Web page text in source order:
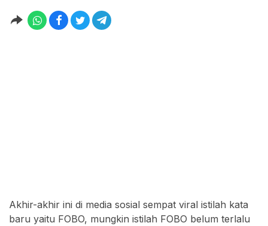
Akhir-akhir ini di media sosial sempat viral istilah kata
baru yaitu FOBO, mungkin istilah FOBO belum terlalu